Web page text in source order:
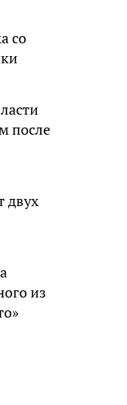
со
после
двух
из